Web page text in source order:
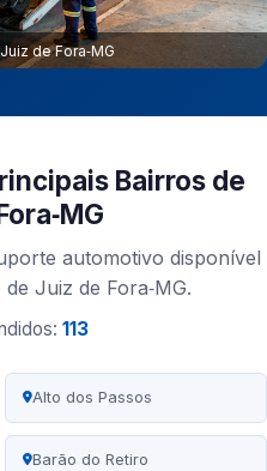
de Fora‑MG
Bairros de
automotivo disponível
Juiz de Fora‑MG.
113
Alto dos Passos
Barão do Retiro